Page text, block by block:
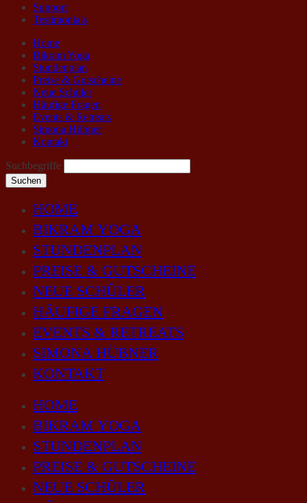
Support
Testimonials
Home
Bikram Yoga
Stundenplan
Preise & Gutscheine
Neue Schüler
Häufige Fragen
Events & Retreats
Simona Hübner
Kontakt
Suchbegriffe
Suchen
HOME
BIKRAM YOGA
STUNDENPLAN
PREISE & GUTSCHEINE
NEUE SCHÜLER
HÄUFIGE FRAGEN
EVENTS & RETREATS
SIMONA HÜBNER
KONTAKT
HOME
BIKRAM YOGA
STUNDENPLAN
PREISE & GUTSCHEINE
NEUE SCHÜLER